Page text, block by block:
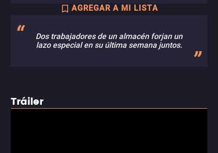
AGREGAR A MI LISTA
Dos trabajadores de un almacén forjan un
lazo especial en su última semana juntos.
Tráiler